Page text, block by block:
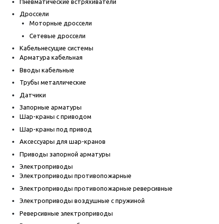
Дроссели
Моторные дроссели
Сетевые дроссели
Кабельнесущие системы
Арматура кабельная
Вводы кабельные
Трубы металлические
Датчики
Запорные арматуры
Шар-краны с приводом
Шар-краны под привод
Аксессуары для шар-кранов
Приводы запорной арматуры
Электроприводы
Электроприводы противопожарные
Электроприводы противопожарные реверсивные
Электроприводы воздушные с пружиной
Реверсивные электроприводы